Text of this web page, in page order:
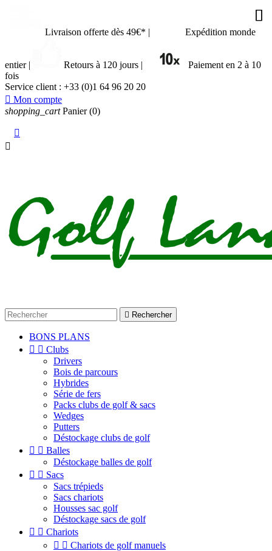
Livraison offerte dès 49€* | Expédition monde
entier | Retours à 120 jours |
Paiement en 2 à 10
fois
Service client : +33 (0)1 64 96 20 20
 Mon compte
shopping_cart Panier (0)


 Rechercher
BONS PLANS
  Clubs
Drivers
Bois de parcours
Hybrides
Série de fers
Packs clubs de golf & sacs
Wedges
Putters
Déstockage clubs de golf
  Balles
Déstockage balles de golf
  Sacs
Sacs trépieds
Sacs chariots
Housses sac golf
Déstockage sacs de golf
  Chariots
  Chariots de golf manuels






